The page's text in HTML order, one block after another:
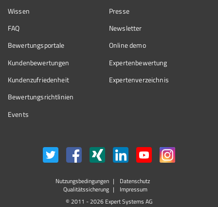
Wissen
FAQ
Bewertungsportale
Kundenbewertungen
Kundenzufriedenheit
Bewertungs­richtlinien
Events
Presse
Newsletter
Online demo
Expertenbewertung
Expertenverzeichnis
Nutzungsbedingungen
Datenschutz
Qualitätssicherung
Impressum
© 2011 - 2026 Expert Systems AG